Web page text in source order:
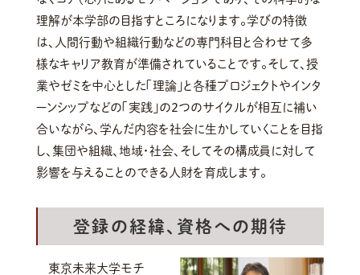
理解が本学部の目指すところになります。学びの特徴
は、人間行動や組織行動などの専門科目と合わせて多
様なキャリア教育が準備されていることです。そして、授
業やゼミを中心とした「理論」と各種プロジェクトやインタ
ーンシップなどの「実践」の2つのサイクルが相互に補い
合いながら、学んだ内容を社会に生かしていくことを目指
し、集団や組織、地域・社会、そしてその構成員に対して
影響を与えることのできる人財を育成します。
登録の経緯、資格への期待
東京未来大学モチ